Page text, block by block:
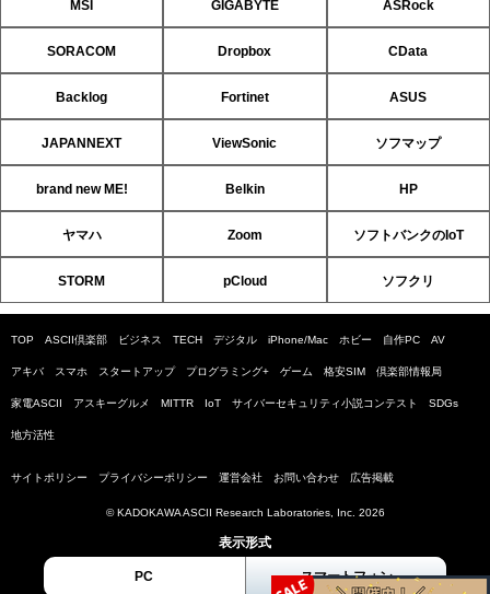
MSI GIGABYTE ASRock
SORACOM Dropbox CData
Backlog Fortinet ASUS
JAPANNEXT ViewSonic ソフマップ
brand new ME! Belkin HP
ヤマハ Zoom ソフトバンクのIoT
STORM pCloud ソフクリ
TOP ASCII倶楽部 ビジネス TECH デジタル iPhone/Mac ホビー 自作PC AV
アキバ スマホ スタートアップ プログラミング+ ゲーム 格安SIM 倶楽部情報局
家電ASCII アスキーグルメ MITTR IoT サイバーセキュリティ小説コンテスト SDGs
地方活性
サイトポリシー プライバシーポリシー 運営会社 お問い合わせ 広告掲載
© KADOKAWA ASCII Research Laboratories, Inc. 2026
表示形式
PC スマートフォン